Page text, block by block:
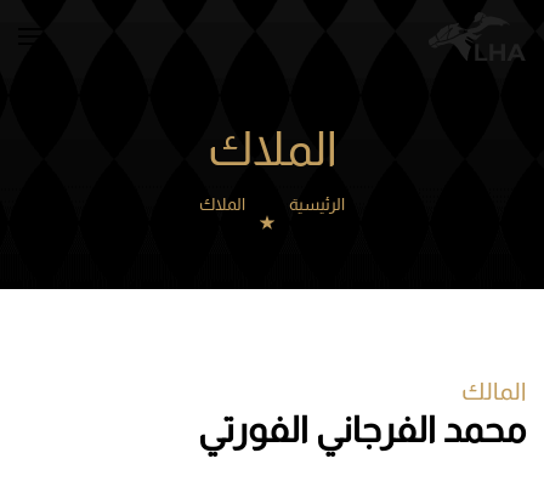
الملاك
الرئيسية الملاك
المالك
محمد الفرجاني الفورتي